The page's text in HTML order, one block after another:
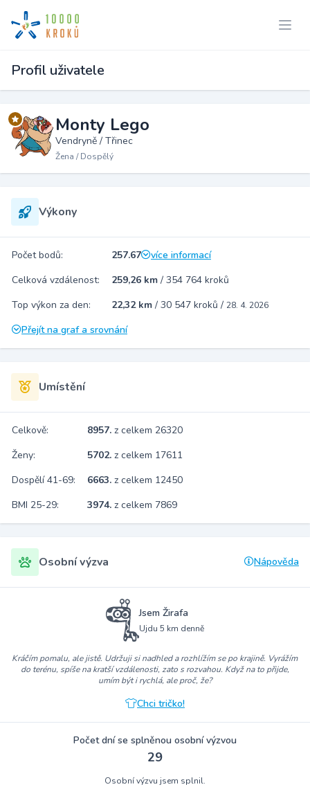
Profil uživatele
Monty Lego
Vendryně / Třinec
Žena / Dospělý
Výkony
Počet bodů: 257.67
více informací
Celková vzdálenost:
259,26 km / 354 764 kroků
Top výkon za den:
22,32 km / 30 547 kroků / 28. 4. 2026
Přejít na graf a srovnání
Umístění
Celkově: 8957. z celkem 26320
Ženy:
5702. z celkem 17611
Dospělí 41-69:
6663. z celkem 12450
BMI 25-29:
3974. z celkem 7869
Osobní výzva Nápověda
Jsem Žirafa
Ujdu 5 km denně
Kráčím pomalu, ale jistě. Udržuji si nadhled a rozhlížím se po krajině. Vyrážím
do terénu, spíše na kratší vzdálenosti, zato s rozvahou. Když na to přijde,
umím být i rychlá, ale proč, že?
Chci tričko!
Počet dní se splněnou osobní výzvou
29
Osobní výzvu jsem splnil.